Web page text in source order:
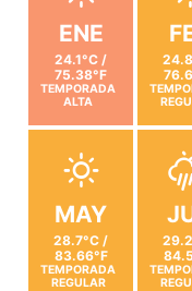
ENE
24.1°C /
75.38°F
TEMPORADA
ALTA
MAY
28.7°C /
83.66°F
TEMPORADA
REGULAR